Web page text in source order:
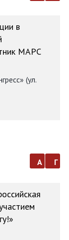
в
МАРС
(ул.
а г